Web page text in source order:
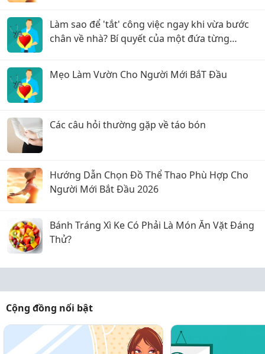
Làm sao để 'tắt' công việc ngay khi vừa bước
chân về nhà? Bí quyết của một đứa từng
Mẹo Làm Vườn Cho Người Mới BắT Đầu
Các câu hỏi thường gặp về táo bón
Hướng Dẫn Chọn Đồ Thể Thao Phù Hợp Cho
Người Mới Bắt Đầu 2026
Bánh Tráng Xì Ke Có Phải Là Món Ăn Vặt Đáng
Thử?
Cộng đồng nổi bật